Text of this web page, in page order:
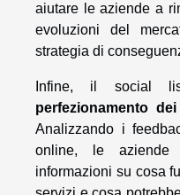
aiutare le aziende a
evoluzioni del
strategia di
Infine, il social
perfezionamento
Analizzando i
online, le aziende
informazioni su cosa